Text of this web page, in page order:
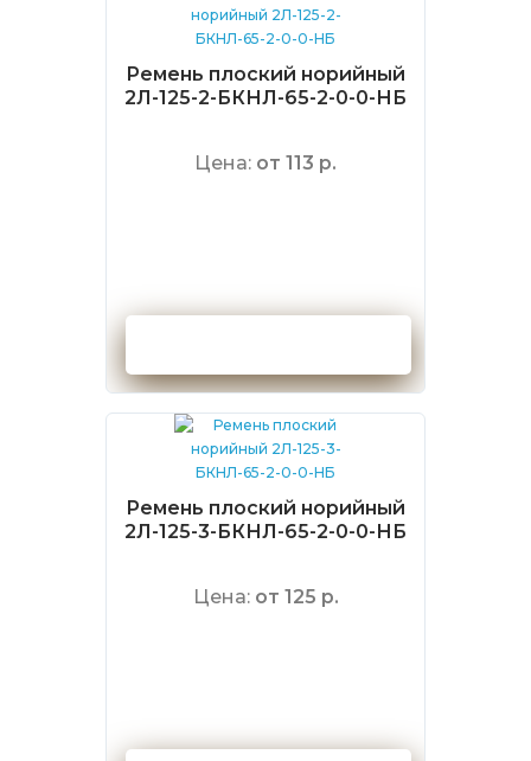
Ремень плоский норийный
2Л-125-2-БКНЛ-65-2-0-0-НБ
Цена: от 113 р.
Ремень плоский норийный
2Л-125-3-БКНЛ-65-2-0-0-НБ
Цена: от 125 р.